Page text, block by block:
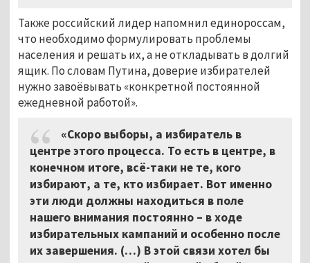
Также российский лидер напомнил единороссам,
что необходимо формулировать проблемы
населения и решать их, а не откладывать в долгий
ящик. По словам Путина, доверие избирателей
нужно завоёвывать «конкретной постоянной
ежедневной работой».
«Скоро выборы, а избиратель в
центре этого процесса. То есть в центре, в
конечном итоге, всё-таки не те, кого
избирают, а те, кто избирает. Вот именно
эти люди должны находиться в поле
нашего внимания постоянно – в ходе
избирательных кампаний и особенно после
их завершения. (…) В этой связи хотел бы